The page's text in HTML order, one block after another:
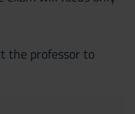
the professor to